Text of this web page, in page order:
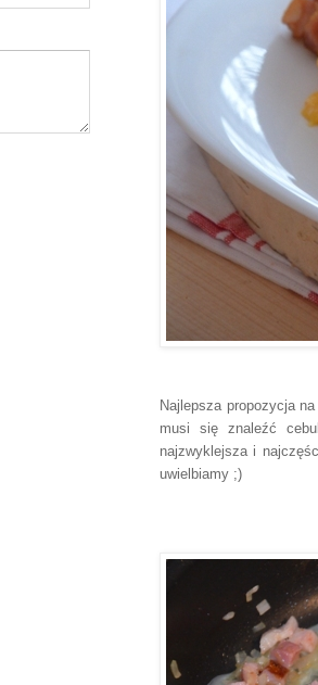
Najlepsza propozycja
musi się znaleźć
najzwyklejsza i
uwielbiamy ;)